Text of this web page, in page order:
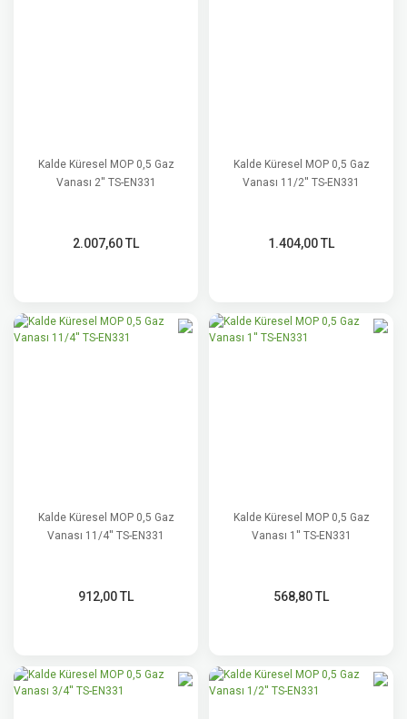
Kalde Küresel MOP 0,5 Gaz
Vanası 2'' TS-EN331
2.007,60 TL
Kalde Küresel MOP 0,5 Gaz
Vanası 11/2'' TS-EN331
1.404,00 TL
Kalde Küresel MOP 0,5 Gaz
Vanası 11/4'' TS-EN331
912,00 TL
Kalde Küresel MOP 0,5 Gaz
Vanası 1'' TS-EN331
568,80 TL